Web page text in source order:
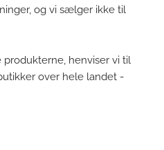
og vi sælger ikke til
henviser vi til
over hele landet -